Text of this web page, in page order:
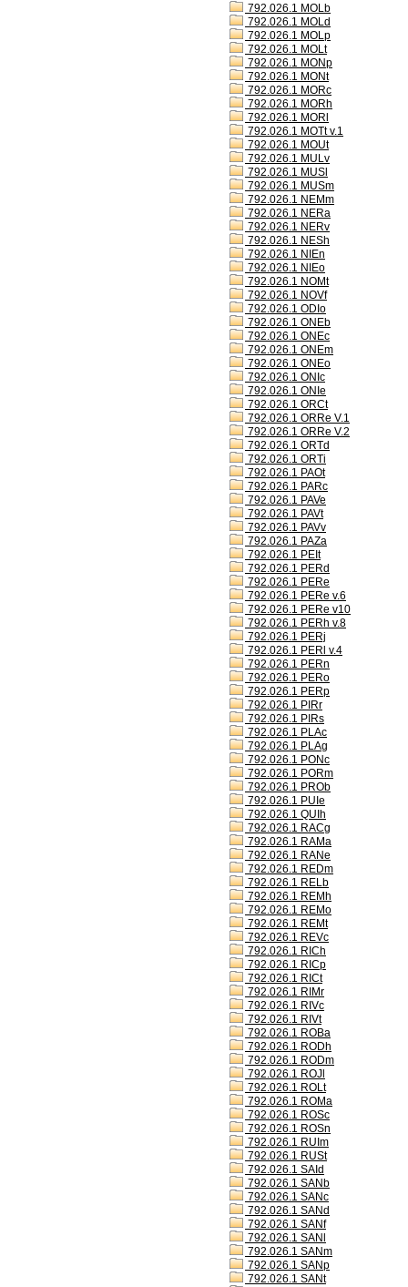
792.026.1 MOLb
792.026.1 MOLd
792.026.1 MOLp
792.026.1 MOLt
792.026.1 MONp
792.026.1 MONt
792.026.1 MORc
792.026.1 MORh
792.026.1 MORl
792.026.1 MOTt v.1
792.026.1 MOUt
792.026.1 MULv
792.026.1 MUSl
792.026.1 MUSm
792.026.1 NEMm
792.026.1 NERa
792.026.1 NERv
792.026.1 NESh
792.026.1 NIEn
792.026.1 NIEo
792.026.1 NOMt
792.026.1 NOVf
792.026.1 ODIo
792.026.1 ONEb
792.026.1 ONEc
792.026.1 ONEm
792.026.1 ONEo
792.026.1 ONIc
792.026.1 ONIe
792.026.1 ORCt
792.026.1 ORRe V.1
792.026.1 ORRe V.2
792.026.1 ORTd
792.026.1 ORTi
792.026.1 PAOt
792.026.1 PARc
792.026.1 PAVe
792.026.1 PAVt
792.026.1 PAVv
792.026.1 PAZa
792.026.1 PEIt
792.026.1 PERd
792.026.1 PERe
792.026.1 PERe v.6
792.026.1 PERe v10
792.026.1 PERh v.8
792.026.1 PERj
792.026.1 PERl v.4
792.026.1 PERn
792.026.1 PERo
792.026.1 PERp
792.026.1 PIRr
792.026.1 PIRs
792.026.1 PLAc
792.026.1 PLAg
792.026.1 PONc
792.026.1 PORm
792.026.1 PROb
792.026.1 PUIe
792.026.1 QUIh
792.026.1 RACg
792.026.1 RAMa
792.026.1 RANe
792.026.1 REDm
792.026.1 RELb
792.026.1 REMh
792.026.1 REMo
792.026.1 REMt
792.026.1 REVc
792.026.1 RICh
792.026.1 RICp
792.026.1 RICt
792.026.1 RIMr
792.026.1 RIVc
792.026.1 RIVt
792.026.1 ROBa
792.026.1 RODh
792.026.1 RODm
792.026.1 ROJl
792.026.1 ROLt
792.026.1 ROMa
792.026.1 ROSc
792.026.1 ROSn
792.026.1 RUIm
792.026.1 RUSt
792.026.1 SAId
792.026.1 SANb
792.026.1 SANc
792.026.1 SANd
792.026.1 SANf
792.026.1 SANl
792.026.1 SANm
792.026.1 SANp
792.026.1 SANt